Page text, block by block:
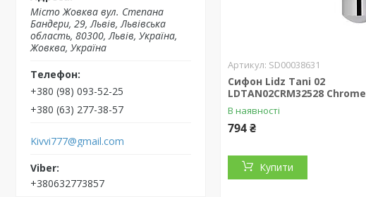
Місто Жовква вул. Степана
Бандери, 29, Львів, Львівська
область, 80300, Львів, Україна,
Жовква, Україна
+380 (98) 093-52-25
+380 (63) 277-38-57
Kivvi777@gmail.com
+380632773857
SD00038631
Сифон Lidz Tani 02
LDTAN02CRM32528 Chrome
В наявності
794 ₴
Купити